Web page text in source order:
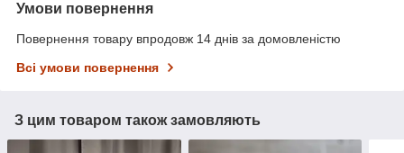
Умови повернення
Повернення товару впродовж 14 днів за домовленістю
Всі умови повернення
З цим товаром також замовляють